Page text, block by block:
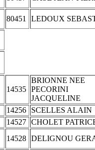
80451 LEDOUX
14535
BRIONNE NEE
PECORINI
JACQUELINE
14256
SCELLES ALAIN
14527 CHOLET
14528 DELIGNOU